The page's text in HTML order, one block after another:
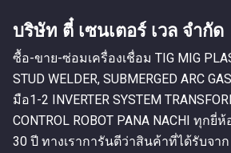
บริษัท ตี๋ เซนเตอร์ เวล จำกัด
ซื้อ-ขาย-ซ่อมเครื่องเชื่อม TIG MIG
STUD WELDER, SUBMERGED ARC
มือ1-2 INVERTER SYSTEM
CONTROL ROBOT PANA NACHI ทุก
30 ปี ทางเราการันตีว่าสินค้าที่ได้รับจา